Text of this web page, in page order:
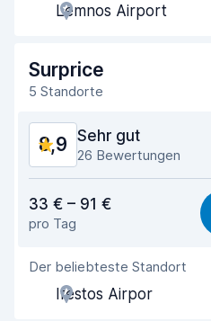
Schnelle Abholung
Schnelle Abgabe
Zustand des Fahrzeugs
Lemnos Airport
Surprice
5 Standorte
8,9 Sehr gut
26 Bewertungen
Einfach zu finden
Agenten-Hilfsbereitschaft
Schnelle Abholung
33 € – 91 €
pro Tag
Der beliebteste Standort
Ifestos Airpor